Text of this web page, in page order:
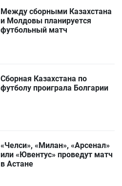
Между сборными Казахстана
и Молдовы планируется
футбольный матч
Сборная Казахстана по
футболу проиграла Болгарии
«Челси», «Милан», «Арсенал»
или «Ювентус» проведут матч
в Астане